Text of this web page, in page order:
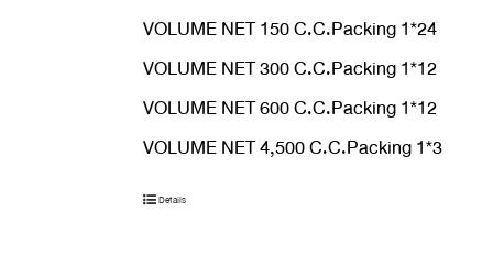
VOLUME NET 150 C.C.Packing 1*24
VOLUME NET 300 C.C.Packing 1*12
VOLUME NET 600 C.C.Packing 1*12
VOLUME NET 4,500 C.C.Packing 1*3
Details